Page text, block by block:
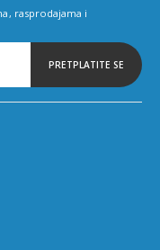
rasprodajama i
PRETPLATITE SE